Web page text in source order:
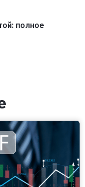
полное